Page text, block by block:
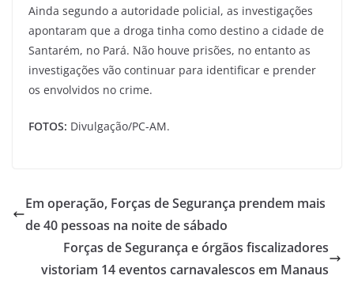
Ainda segundo a autoridade policial, as investigações
apontaram que a droga tinha como destino a cidade de
Santarém, no Pará. Não houve prisões, no entanto as
investigações vão continuar para identificar e prender
os envolvidos no crime.
FOTOS: Divulgação/PC-AM.
Em operação, Forças de Segurança prendem mais
de 40 pessoas na noite de sábado
Forças de Segurança e órgãos fiscalizadores
vistoriam 14 eventos carnavalescos em Manaus